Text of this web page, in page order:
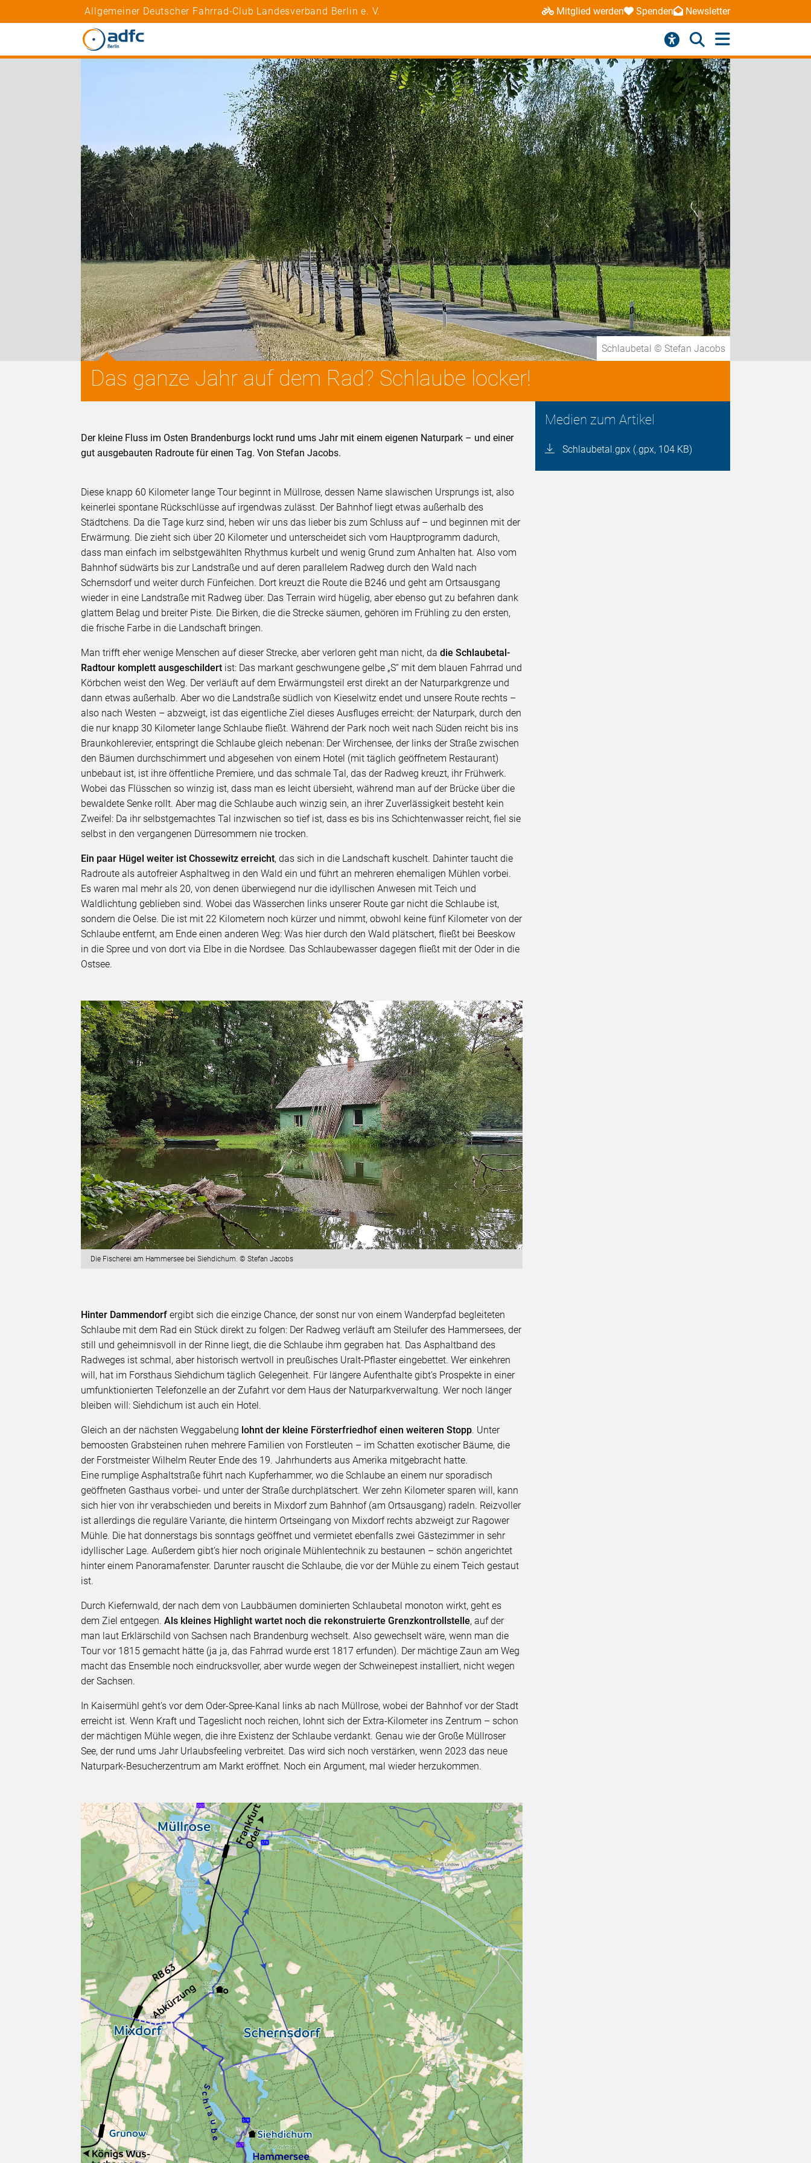
Allgemeiner Deutscher Fahrrad-Club Landesverband Berlin e. V. Mitglied werden Spenden Newsletter
Schlaubetal © Stefan Jacobs
Das ganze Jahr auf dem Rad? Schlaube locker!
Medien zum Artikel
Schlaubetal.gpx (.gpx, 104 KB)
Der kleine Fluss im Osten Brandenburgs lockt rund ums Jahr mit einem eigenen Naturpark – und einer
gut ausgebauten Radroute für einen Tag. Von Stefan Jacobs.
Diese knapp 60 Kilometer lange Tour beginnt in Müllrose, dessen Name slawischen Ursprungs ist, also
keinerlei spontane Rückschlüsse auf irgendwas zulässt. Der Bahnhof liegt etwas außerhalb des
Städtchens. Da die Tage kurz sind, heben wir uns das lieber bis zum Schluss auf – und beginnen mit der
Erwärmung. Die zieht sich über 20 Kilometer und unterscheidet sich vom Hauptprogramm dadurch,
dass man einfach im selbstgewählten Rhythmus kurbelt und wenig Grund zum Anhalten hat. Also vom
Bahnhof südwärts bis zur Landstraße und auf deren parallelem Radweg durch den Wald nach
Schernsdorf und weiter durch Fünfeichen. Dort kreuzt die Route die B246 und geht am Ortsausgang
wieder in eine Landstraße mit Radweg über. Das Terrain wird hügelig, aber ebenso gut zu befahren dank
glattem Belag und breiter Piste. Die Birken, die die Strecke säumen, gehören im Frühling zu den ersten,
die frische Farbe in die Landschaft bringen.
Man trifft eher wenige Menschen auf dieser Strecke, aber verloren geht man nicht, dadie Schlaubetal-
Radtour komplett ausgeschildert ist: Das markant geschwungene gelbe „S“ mit dem blauen Fahrrad und
Körbchen weist den Weg. Der verläuft auf dem Erwärmungsteil erst direkt an der Naturparkgrenze und
dann etwas außerhalb. Aber wo die Landstraße südlich von Kieselwitz endet und unsere Route rechts –
also nach Westen – abzweigt, ist das eigentliche Ziel dieses Ausfluges erreicht: der Naturpark, durch den
die nur knapp 30 Kilometer lange Schlaube fließt. Während der Park noch weit nach Süden reicht bis ins
Braunkohlerevier, entspringt die Schlaube gleich nebenan: Der Wirchensee, der links der Straße zwischen
den Bäumen durchschimmert und abgesehen von einem Hotel (mit täglich geöffnetem Restaurant)
unbebaut ist, ist ihre öffentliche Premiere, und das schmale Tal, das der Radweg kreuzt, ihr Frühwerk.
Wobei das Flüsschen so winzig ist, dass man es leicht übersieht, während man auf der Brücke über die
bewaldete Senke rollt. Aber mag die Schlaube auch winzig sein, an ihrer Zuverlässigkeit besteht kein
Zweifel: Da ihr selbstgemachtes Tal inzwischen so tief ist, dass es bis ins Schichtenwasser reicht, fiel sie
selbst in den vergangenen Dürresommern nie trocken.
Ein paar Hügel weiter ist Chossewitz erreicht, das sich in die Landschaft kuschelt. Dahinter taucht die
Radroute als autofreier Asphaltweg in den Wald ein und führt an mehreren ehemaligen Mühlen vorbei.
Es waren mal mehr als 20, von denen überwiegend nur die idyllischen Anwesen mit Teich und
Waldlichtung geblieben sind. Wobei das Wässerchen links unserer Route gar nicht die Schlaube ist,
sondern die Oelse. Die ist mit 22 Kilometern noch kürzer und nimmt, obwohl keine fünf Kilometer von der
Schlaube entfernt, am Ende einen anderen Weg: Was hier durch den Wald plätschert, fließt bei Beeskow
in die Spree und von dort via Elbe in die Nordsee. Das Schlaubewasser dagegen fließt mit der Oder in die
Ostsee.
Die Fischerei am Hammersee bei Siehdichum. © Stefan Jacobs
Hinter Dammendorf ergibt sich die einzige Chance, der sonst nur von einem Wanderpfad begleiteten
Schlaube mit dem Rad ein Stück direkt zu folgen: Der Radweg verläuft am Steilufer des Hammersees, der
still und geheimnisvoll in der Rinne liegt, die die Schlaube ihm gegraben hat. Das Asphaltband des
Radweges ist schmal, aber historisch wertvoll in preußisches Uralt-Pflaster eingebettet. Wer einkehren
will, hat im Forsthaus Siehdichum täglich Gelegenheit. Für längere Aufenthalte gibt’s Prospekte in einer
umfunktionierten Telefonzelle an der Zufahrt vor dem Haus der Naturparkverwaltung. Wer noch länger
bleiben will: Siehdichum ist auch ein Hotel.
Gleich an der nächsten Weggabelung lohnt der kleine Försterfriedhof einen weiteren Stopp. Unter
bemoosten Grabsteinen ruhen mehrere Familien von Forstleuten – im Schatten exotischer Bäume, die
der Forstmeister Wilhelm Reuter Ende des 19. Jahrhunderts aus Amerika mitgebracht hatte.
Eine rumplige Asphaltstraße führt nach Kupferhammer, wo die Schlaube an einem nur sporadisch
geöffneten Gasthaus vorbei- und unter der Straße durchplätschert. Wer zehn Kilometer sparen will, kann
sich hier von ihr verabschieden und bereits in Mixdorf zum Bahnhof (am Ortsausgang) radeln. Reizvoller
ist allerdings die reguläre Variante, die hinterm Ortseingang von Mixdorf rechts abzweigt zur Ragower
Mühle. Die hat donnerstags bis sonntags geöffnet und vermietet ebenfalls zwei Gästezimmer in sehr
idyllischer Lage. Außerdem gibt’s hier noch originale Mühlentechnik zu bestaunen – schön angerichtet
hinter einem Panoramafenster. Darunter rauscht die Schlaube, die vor der Mühle zu einem Teich gestaut
ist.
Durch Kiefernwald, der nach dem von Laubbäumen dominierten Schlaubetal monoton wirkt, geht es
dem Ziel entgegen.Als kleines Highlight wartet noch die rekonstruierte Grenzkontrollstelle, auf der
man laut Erklärschild von Sachsen nach Brandenburg wechselt. Also gewechselt wäre, wenn man die
Tour vor 1815 gemacht hätte (ja ja, das Fahrrad wurde erst 1817 erfunden). Der mächtige Zaun am Weg
macht das Ensemble noch eindrucksvoller, aber wurde wegen der Schweinepest installiert, nicht wegen
der Sachsen.
In Kaisermühl geht’s vor dem Oder-Spree-Kanal links ab nach Müllrose, wobei der Bahnhof vor der Stadt
erreicht ist. Wenn Kraft und Tageslicht noch reichen, lohnt sich der Extra-Kilometer ins Zentrum – schon
der mächtigen Mühle wegen, die ihre Existenz der Schlaube verdankt. Genau wie der Große Müllroser
See, der rund ums Jahr Urlaubsfeeling verbreitet. Das wird sich noch verstärken, wenn 2023 das neue
Naturpark-Besucherzentrum am Markt eröffnet. Noch ein Argument, mal wieder herzukommen.